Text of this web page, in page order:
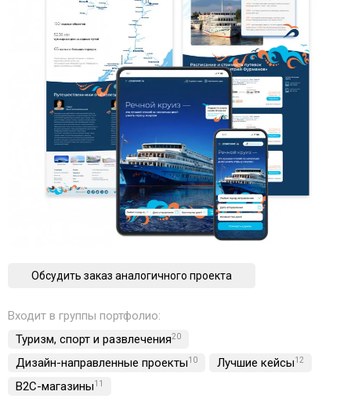
Обсудить заказ аналогичного проекта
Входит в группы портфолио:
Туризм, спорт и развлечения20
Дизайн-направленные проекты10 Лучшие кейсы12
B2C-магазины11